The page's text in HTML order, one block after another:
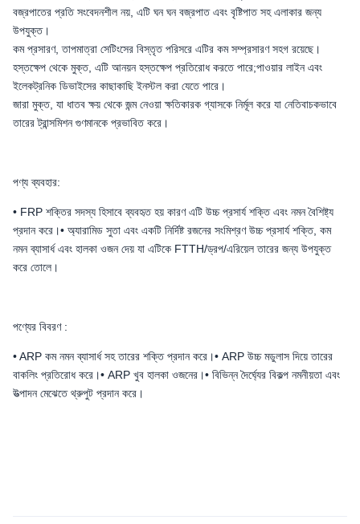
বজ্রপাতের প্রতি সংবেদনশীল নয়, এটি ঘন ঘন বজ্রপাত এবং বৃষ্টিপাত সহ এলাকার জন্য
উপযুক্ত।
কম প্রসারণ, তাপমাত্রা সেটিংসের বিস্তৃত পরিসরে এটির কম সম্প্রসারণ সহগ রয়েছে।
হস্তক্ষেপ থেকে মুক্ত, এটি আনয়ন হস্তক্ষেপ প্রতিরোধ করতে পারে;পাওয়ার লাইন এবং
ইলেকট্রনিক ডিভাইসের কাছাকাছি ইনস্টল করা যেতে পারে।
জারা মুক্ত, যা ধাতব ক্ষয় থেকে জন্ম নেওয়া ক্ষতিকারক গ্যাসকে নির্মূল করে যা নেতিবাচকভাবে
তারের ট্রান্সমিশন গুণমানকে প্রভাবিত করে।
পণ্য ব্যবহার:
• FRP শক্তির সদস্য হিসাবে ব্যবহৃত হয় কারণ এটি উচ্চ প্রসার্য শক্তি এবং নমন বৈশিষ্ট্য
প্রদান করে।• অ্যারামিড সুতা এবং একটি নির্দিষ্ট রজনের সংমিশ্রণ উচ্চ প্রসার্য শক্তি, কম
নমন ব্যাসার্ধ এবং হালকা ওজন দেয় যা এটিকে FTTH/ড্রপ/এরিয়েল তারের জন্য উপযুক্ত
করে তোলে।
পণ্যের বিবরণ :
• ARP কম নমন ব্যাসার্ধ সহ তারের শক্তি প্রদান করে।• ARP উচ্চ মডুলাস দিয়ে তারের
বাকলিং প্রতিরোধ করে।• ARP খুব হালকা ওজনের।• বিভিন্ন দৈর্ঘ্যের বিকল্প নমনীয়তা এবং
উত্পাদন মেঝেতে থ্রুপুট প্রদান করে।